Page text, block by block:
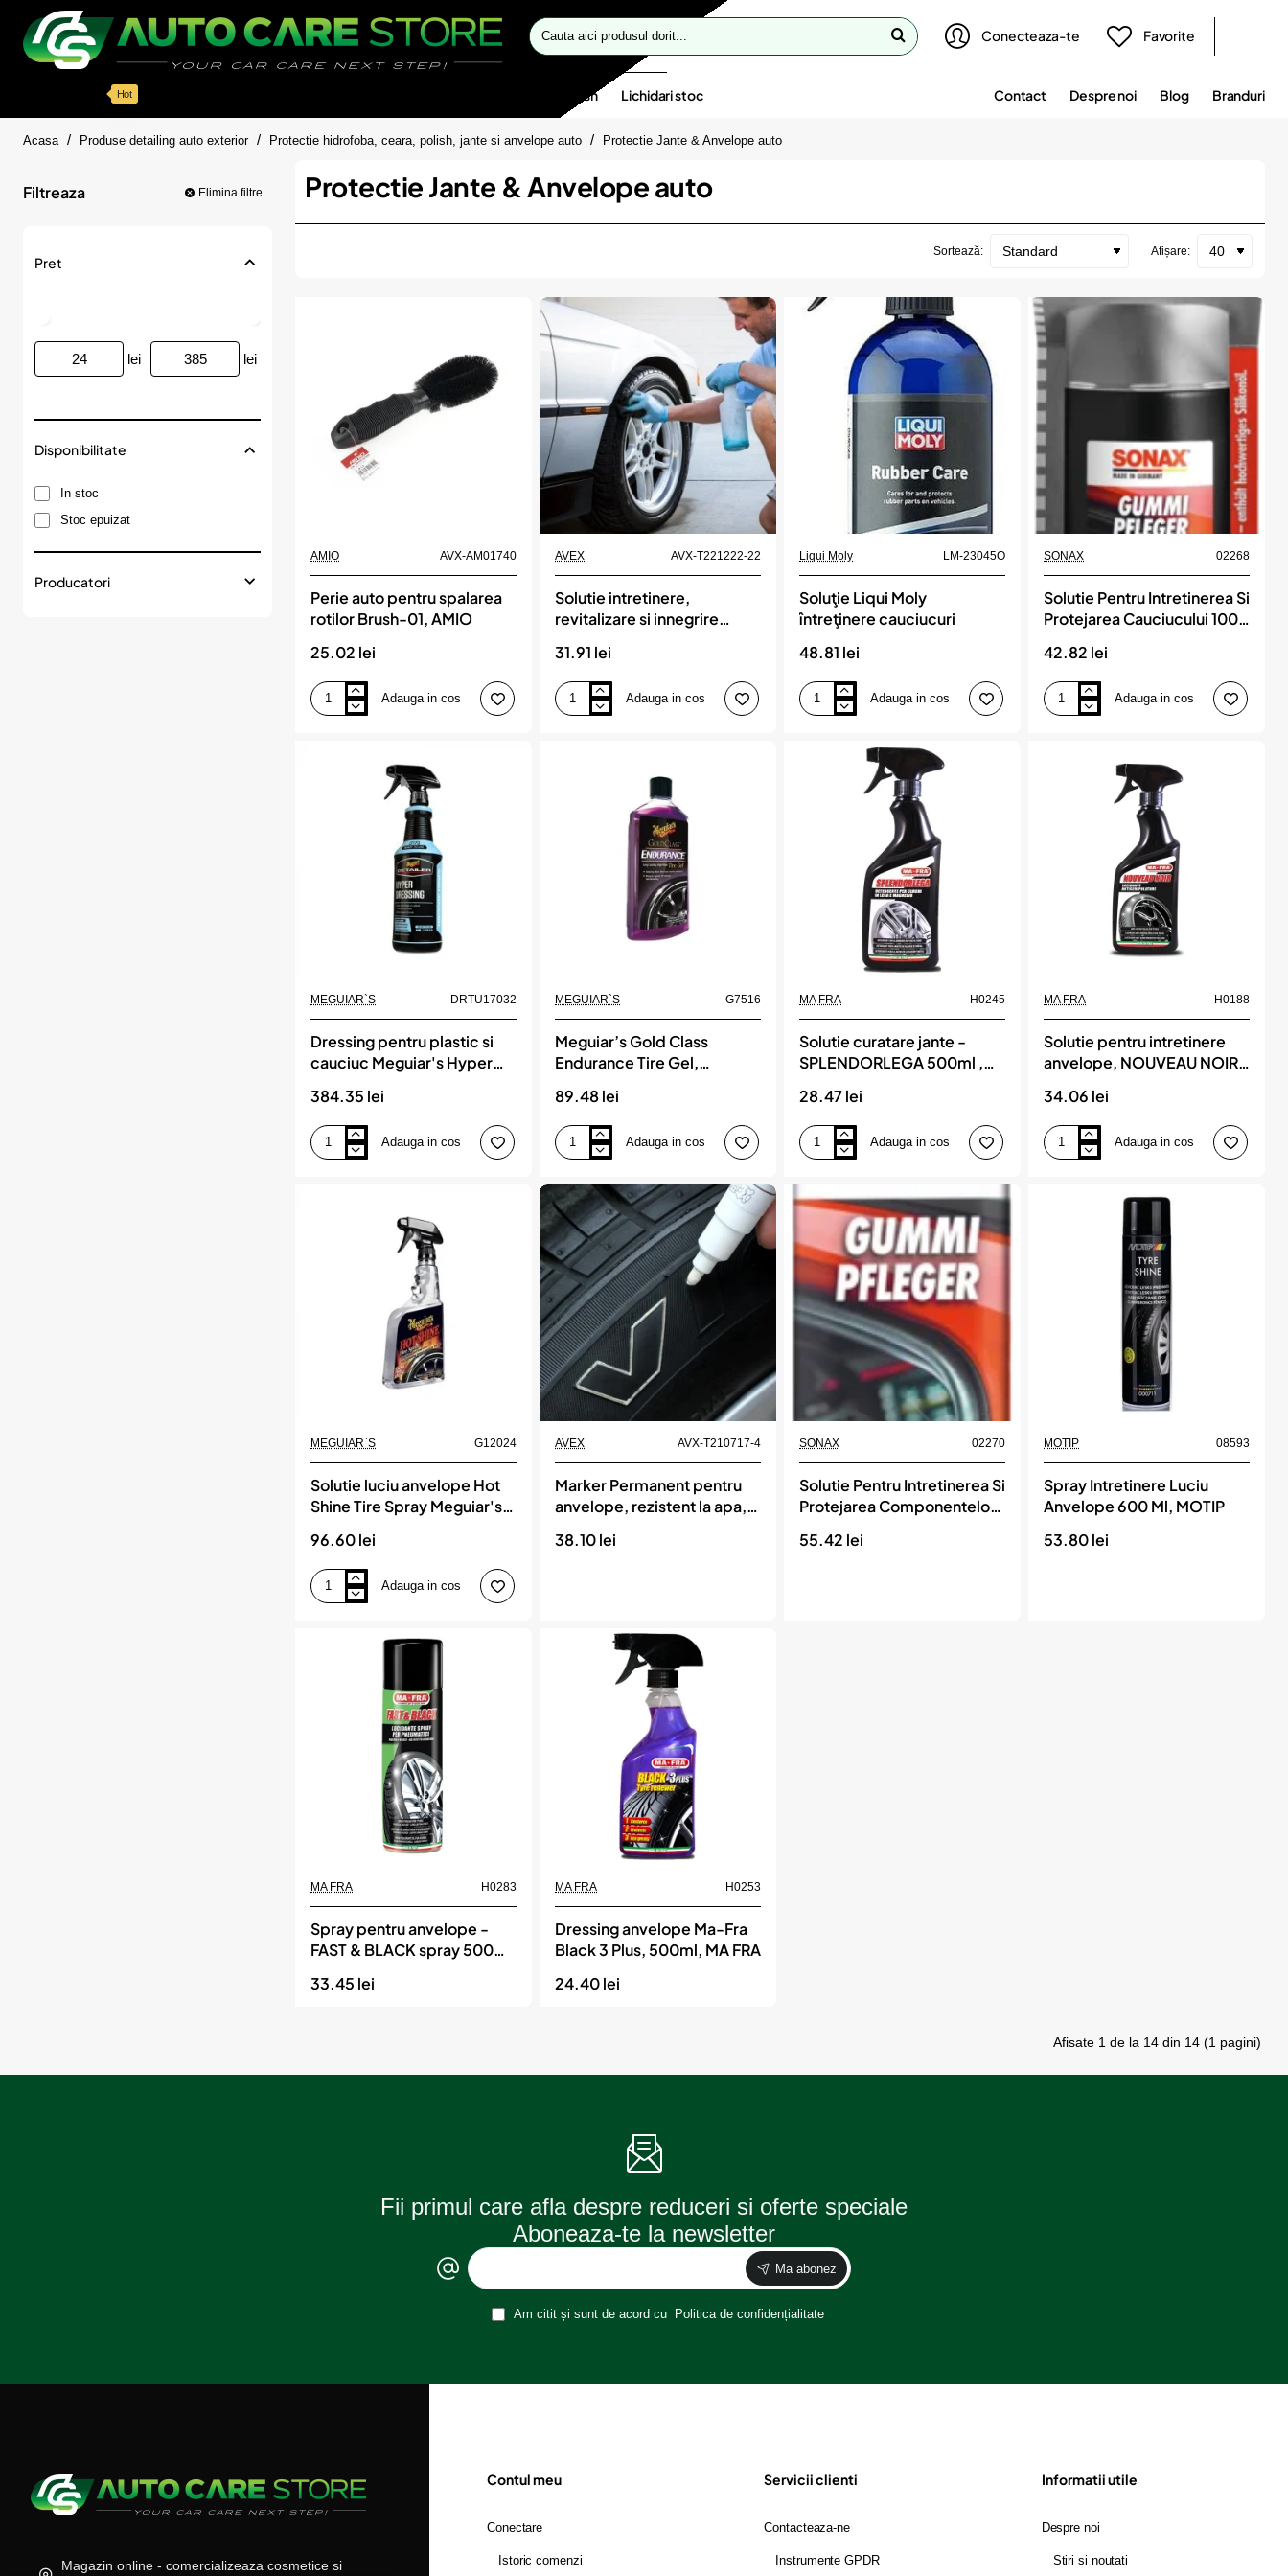
Cauta
aici
Conecteaza-te Favorite
Hot Oferte flash Lichidari stoc Contact Despre noi Blog Branduri
Acasa homeProduse detailing auto exterior Protectie hidrofoba, ceara, polish, jante si anvelope auto Protectie Jante & Anvelope auto
Filtreaza Elimina filtre
Pret
lei lei
Disponibilitate
In stoc
Stoc epuizat
Producatori
Protectie Jante & Anvelope auto
Sortează: Afișare:
AMIO AVX-AM01740
Perie auto pentru spalarea
rotilor Brush-01, AMIO
25.02 lei
Perie
auto
Adauga in cos
AVEX AVX-T221222-22
Solutie intretinere,
revitalizare si innegrire
cu pulverizator
31.91 lei
Solutie
intretinere,
Adauga in cos
Liqui Moly LM-23045O
Soluţie Liqui Moly
întreţinere cauciucuri
48.81 lei
Soluţie
Liqui
Adauga in cos
SONAX 02268
Solutie Pentru Intretinerea Si
Protejarea Cauciucului 100
42.82 lei
Solutie
Pentru
Adauga in cos
MEGUIAR`S DRTU17032
Dressing pentru plastic si
cauciuc Meguiar's Hyper
MEGUIAR`S
384.35 lei
Dressing
pentru
Adauga in cos
MEGUIAR`S G7516
Meguiar’s Gold Class
Endurance Tire Gel,
ml, MEGUIAR`S
89.48 lei
Meguiar’s
Gold
Endurance
Tire
Gel,
Dressing
Anvelope
Gel,
473
ml,
MEGUIAR`S
Adauga in cos
MA FRA H0245
Solutie curatare jante -
SPLENDORLEGA 500ml ,
28.47 lei
Solutie
curatare
-
SPLENDORLEGA
,
MA
Adauga in cos
MA FRA H0188
Solutie pentru intretinere
anvelope, NOUVEAU NOIR
34.06 lei
Solutie
pentru
Adauga in cos
MEGUIAR`S G12024
Solutie luciu anvelope Hot
Shine Tire Spray Meguiar's,
96.60 lei
Solutie
luciu
Adauga in cos
Momentan indisponibil
AVEX AVX-T210717-4
Marker Permanent pentru
anvelope, rezistent la apa,
38.10 lei
Momentan indisponibil
SONAX 02270
Solutie Pentru Intretinerea Si
Protejarea Componentelor
55.42 lei
Momentan indisponibil
MOTIP 08593
Spray Intretinere Luciu
Anvelope 600 Ml, MOTIP
53.80 lei
In Stoc
MA FRA H0283
Spray pentru anvelope -
FAST & BLACK spray 500
33.45 lei
In Stoc
MA FRA H0253
Dressing anvelope Ma-Fra
Black 3 Plus, 500ml, MA FRA
24.40 lei
Afisate 1 de la 14 din 14 (1 pagini)
Fii primul care afla despre reduceri si oferte speciale
Aboneaza-te la newsletter
Ma abonez
Am citit și sunt de acord cu Politica de confidențialitate
Magazin online - comercializeaza cosmetice si
Contul meu
Conectare
Istoric comenzi
Servicii clienti
Contacteaza-ne
Instrumente GPDR
Informatii utile
Despre noi
Stiri si noutati